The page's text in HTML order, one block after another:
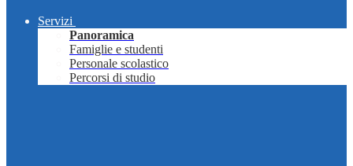
Servizi
Panoramica
Famiglie e studenti
Personale scolastico
Percorsi di studio